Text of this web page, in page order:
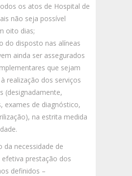
os atos de Hospital de
não seja possível
oito dias;
do disposto nas alíneas
ainda ser assegurados
que sejam
realização dos serviços
(designadamente,
exames de diagnóstico,
na estrita medida
da necessidade de
efetiva prestação dos
definidos –